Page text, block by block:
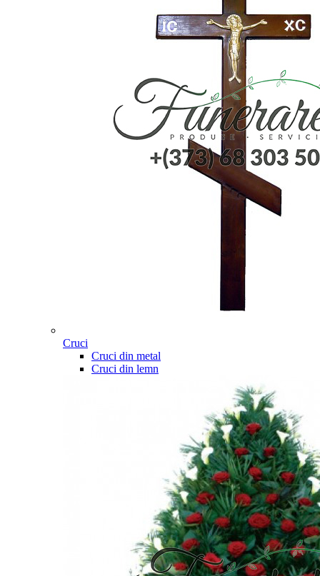
Cruci
Cruci din metal
Cruci din lemn